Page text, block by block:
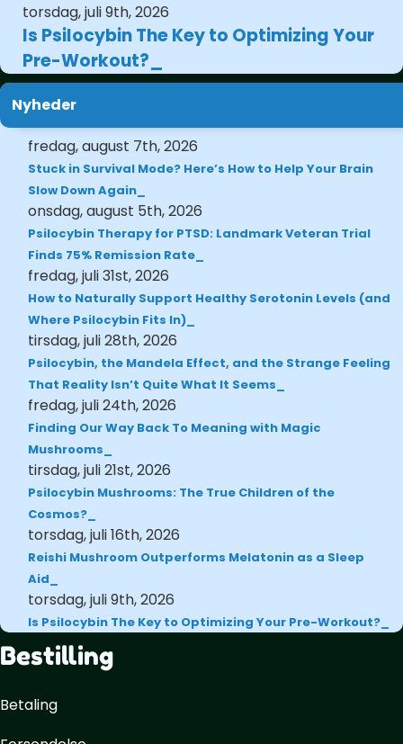
torsdag, juli 9th, 2026
Is Psilocybin The Key to Optimizing Your
Pre-Workout?
Nyheder
fredag, august 7th, 2026
Stuck in Survival Mode? Here’s How to Help Your Brain
Slow Down Again
onsdag, august 5th, 2026
Psilocybin Therapy for PTSD: Landmark Veteran Trial
Finds 75% Remission Rate
fredag, juli 31st, 2026
How to Naturally Support Healthy Serotonin Levels (and
Where Psilocybin Fits In)
tirsdag, juli 28th, 2026
Psilocybin, the Mandela Effect, and the Strange Feeling
That Reality Isn’t Quite What It Seems
fredag, juli 24th, 2026
Finding Our Way Back To Meaning with Magic
Mushrooms
tirsdag, juli 21st, 2026
Psilocybin Mushrooms: The True Children of the
Cosmos?
torsdag, juli 16th, 2026
Reishi Mushroom Outperforms Melatonin as a Sleep
Aid
torsdag, juli 9th, 2026
Is Psilocybin The Key to Optimizing Your Pre-Workout?
Bestilling
Betaling